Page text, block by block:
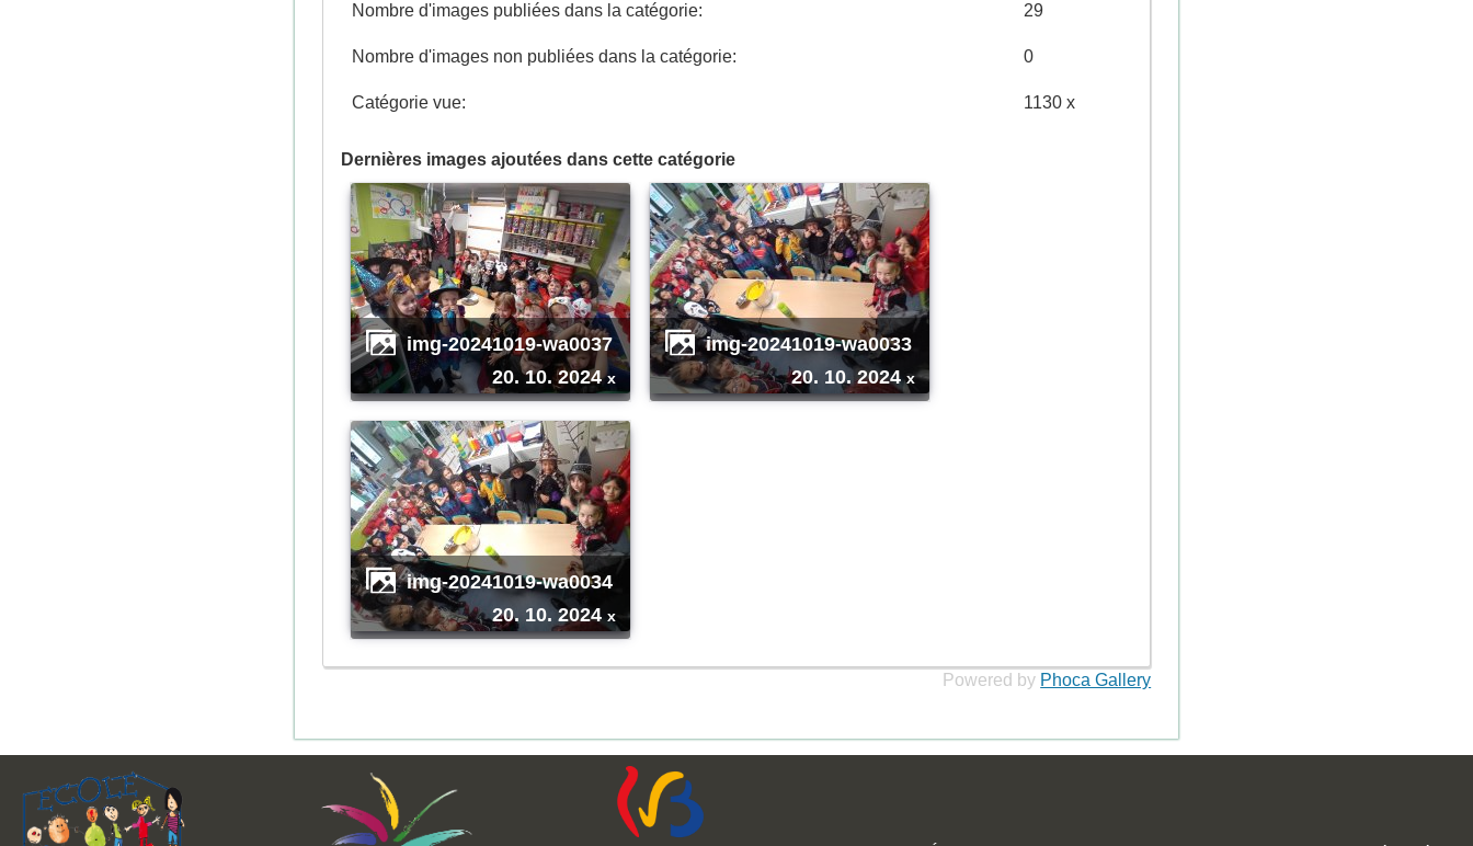
Nombre d'images publiées dans la catégorie:
29
Nombre d'images non publiées dans la catégorie: 0
Catégorie vue: 1130 x
Dernières images ajoutées dans cette catégorie
img-20241019-wa0037
20. 10. 2024x
img-20241019-wa0033
20. 10. 2024x
img-20241019-wa0034
20. 10. 2024 x
Powered by Phoca Gallery